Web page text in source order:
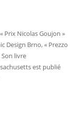
Prix Nicolas Goujon »
Design Brno, « Prezzo
Son livre
est publié